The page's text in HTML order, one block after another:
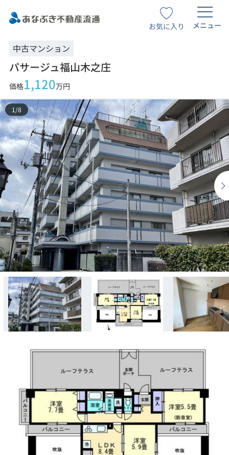
お気に入り メニュー
中古マンション
パサージュ福山木之庄
価格1,120万円
1 /8